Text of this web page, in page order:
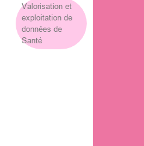
Valorisation et
exploitation de
données de
Santé